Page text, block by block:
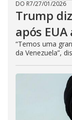
DO R7/27/01/2026
Trump
após
“Temos uma
da Venezuela”,